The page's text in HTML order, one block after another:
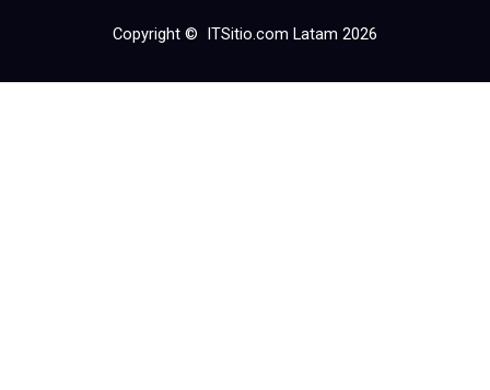
Copyright © ITSitio.com Latam 2026